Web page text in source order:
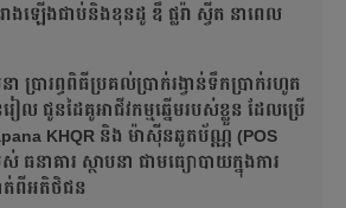
ាងឡើងជាប់និងខុនដូ ឌឹ ផ្លរ៉ា ស្វីត នាពេល
នា ប្រារព្ធពិធីប្រគល់ប្រាក់រង្វាន់ទឹកប្រាក់រហូត
ល ជូនដៃគូអាជីវកម្មឆ្នើមរបស់ខ្លួន ដែលប្រើ
KHQR និង ម៉ាស៊ីនឆូតប័ណ្ណ (POS
ធនាគារ ស្ថាបនា ជាមធ្យោបាយក្នុងការ
ត់ពីអតិថិជន